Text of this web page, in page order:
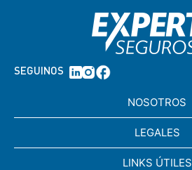
SEGUINOS
NOSOTROS
LEGALES
LINKS ÚTILES